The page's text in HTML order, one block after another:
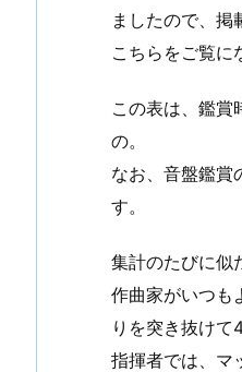
ましたので、掲
こちらをご覧に
この表は、鑑賞
の。
なお、音盤鑑賞
す。
集計のたびに似
作曲家がいつも
りを突き抜けて
指揮者では、マ